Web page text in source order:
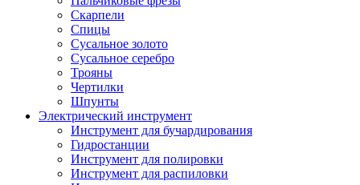
Скарпели
Спицы
Сусальное золото
Сусальное серебро
Трояны
Чертилки
Шпунты
Электрический инструмент
Инструмент для бучардирования
Гидростанции
Инструмент для полировки
Инструмент для распиловки